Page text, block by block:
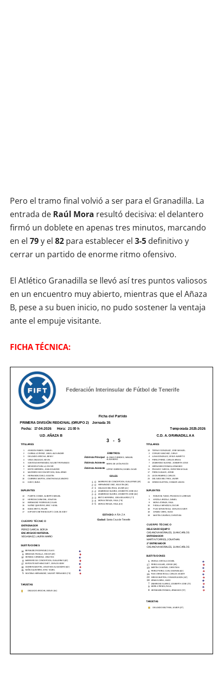
Pero el tramo final volvió a ser para el Granadilla. La
entrada de Raúl Mora resultó decisiva: el delantero
firmó un doblete en apenas tres minutos, marcando
en el 79y el 82 para establecer el 3-5 definitivo y
cerrar un partido de enorme ritmo ofensivo.
El Atlético Granadilla se llevó así tres puntos valiosos
en un encuentro muy abierto, mientras que el Añaza
B, pese a su buen inicio, no pudo sostener la ventaja
ante el empuje visitante.
FICHA TÉCNICA: